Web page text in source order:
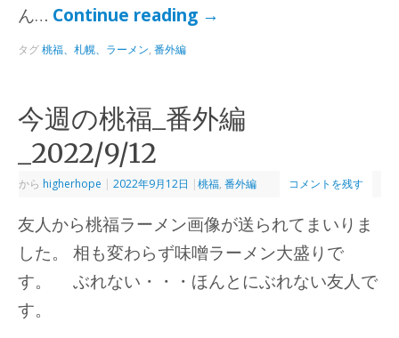
ん… Continue reading →
タグ桃福、札幌、ラーメン,番外編
今週の桃福_番外編
_2022/9/12
から higherhope | 2022年9月12日 |桃福,番外編 コメントを残す
友人から桃福ラーメン画像が送られてまいりま
した。 相も変わらず味噌ラーメン大盛りで
す。 ぶれない・・・ほんとにぶれない友人で
す。